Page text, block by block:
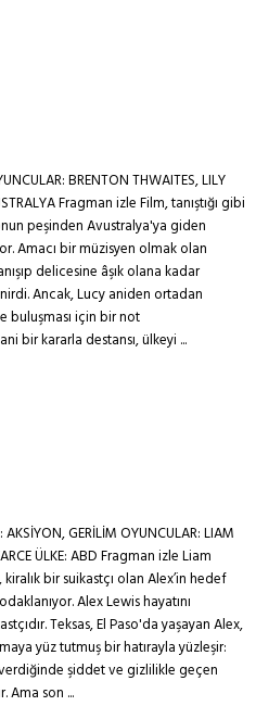
BRENTON THWAITES, LILY
Fragman izle Film, tanıştığı gibi
peşinden Avustralya'ya giden
Amacı bir müzisyen olmak olan
delicesine âşık olana kadar
Ancak, Lucy aniden ortadan
buluşması için bir not
bir kararla destansı, ülkeyi ...
GERİLİM OYUNCULAR: LIAM
ÜLKE: ABD Fragman izle Liam
bir suikastçı olan Alex’in hedef
Alex Lewis hayatını
Teksas, El Paso'da yaşayan Alex,
yüz tutmuş bir hatırayla yüzleşir:
şiddet ve gizlilikle geçen
Ama son ...